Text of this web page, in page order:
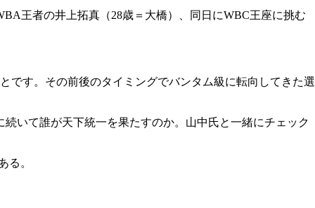
王者の井上拓真（28歳＝大橋）、同日にWBC王座に挑む
です。その前後のタイミングでバンタム級に転向してきた選
いて誰が天下統一を果たすのか。山中氏と一緒にチェック
る。